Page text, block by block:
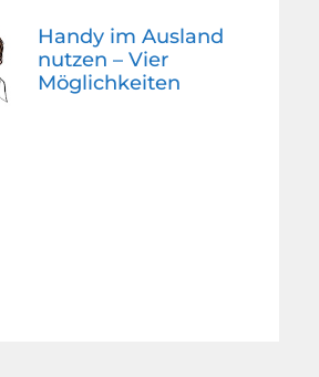
Handy im Ausland
nutzen – Vier
Möglichkeiten